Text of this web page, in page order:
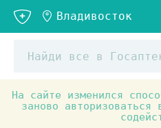
На сайте изменился
заново
Медицинские товары и